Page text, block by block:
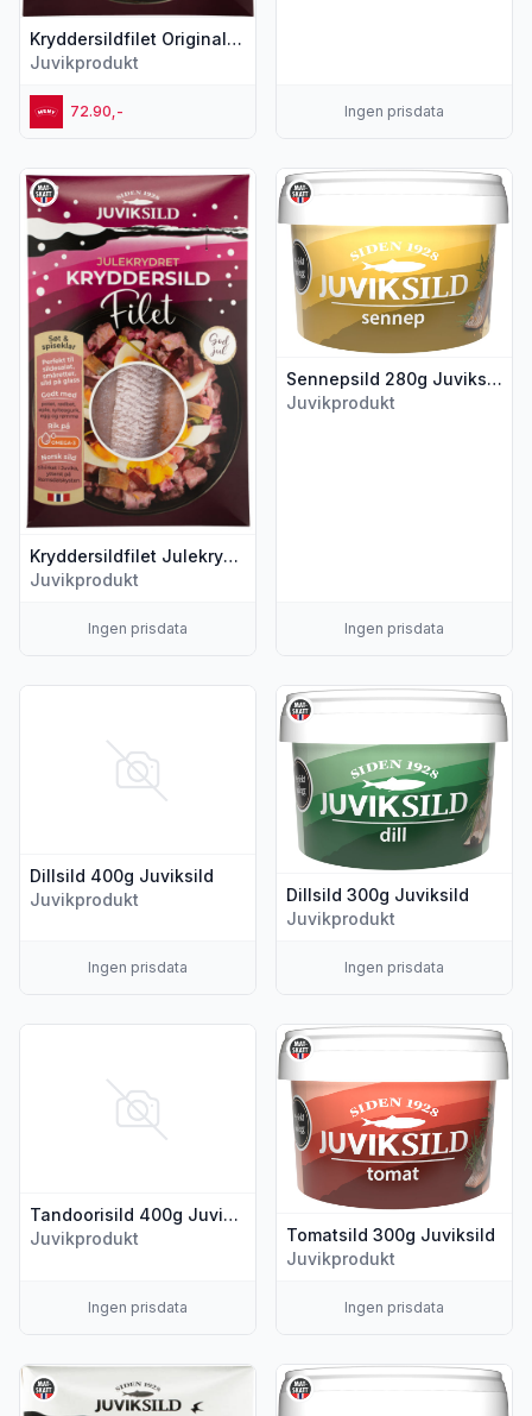
Kryddersildfilet Original Juviksild
Juvikprodukt
72.90,- Ingen prisdata
Kryddersildfilet Julekrydret 250g Juviksild
Juvikprodukt
Ingen prisdata
Vis flere detaljer for produktet "Kryddersildfilet Julekrydret
Sennepsild 280g Juviksild
Juvikprodukt
Ingen prisdata
Vis flere detaljer for
Dillsild 400g Juviksild
Juvikprodukt
Ingen prisdata
Vis flere detaljer for produktet "Dillsild 400g Juviksild"
Dillsild 300g Juviksild
Juvikprodukt
Ingen prisdata
Vis flere detaljer for
Tandoorisild 400g Juviksild
Juvikprodukt
Ingen prisdata
Vis flere detaljer for produktet "Tandoorisild 400g Juviksild"
Tomatsild 300g Juviksild
Juvikprodukt
Ingen prisdata
Vis flere detaljer for
Vis flere detaljer for produktet "Spekesildfilet 250g Juviksild"
Vis flere detaljer for